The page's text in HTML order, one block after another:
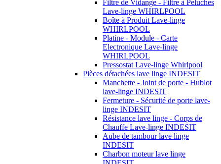
Filtre de Vidange - Filtre à Peluches
Lave-linge WHIRLPOOL
Boîte à Produit Lave-linge
WHIRLPOOL
Platine - Module - Carte
Electronique Lave-linge
WHIRLPOOL
Pressostat Lave-linge Whirlpool
Pièces détachées lave linge INDESIT
Manchette - Joint de porte - Hublot
lave-linge INDESIT
Fermeture - Sécurité de porte lave-
linge INDESIT
Résistance lave linge - Corps de
Chauffe Lave-linge INDESIT
Aube de tambour lave linge
INDESIT
Charbon moteur lave linge